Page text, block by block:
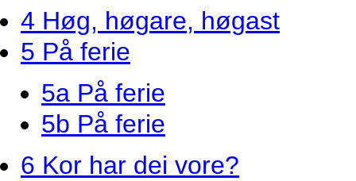
4 Høg, høgare, høgast
5 På ferie
5a På ferie
5b På ferie
6 Kor har dei vore?